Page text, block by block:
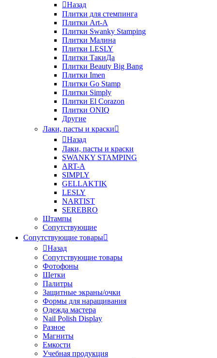
Назад
Плитки для стемпинга
Плитки Art-A
Плитки Swanky Stamping
Плитки Малина
Плитки LESLY
Плитки ТакиДа
Плитки Beauty Big Bang
Плитки Imen
Плитки Go Stamp
Плитки Simply
Плитки El Corazon
Плитки ONIQ
Другие
Лаки, пасты и краски
Назад
Лаки, пасты и краски
SWANKY STAMPING
ART-A
SIMPLY
GELLAKTIK
LESLY
NARTIST
SEREBRO
Штампы
Сопутствующие
Сопутствующие товары
Назад
Сопутствующие товары
Фотофоны
Щетки
Палитры
Защитные экраны/очки
Формы для наращивания
Одежда мастера
Nail Polish Display
Разное
Магниты
Емкости
Учебная продукция